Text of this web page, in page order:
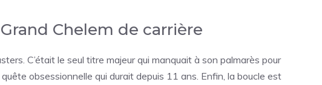
Chelem de carrière
C’était le seul titre majeur qui manquait à son palmarès pour
obsessionnelle qui durait depuis 11 ans. Enfin, la boucle est